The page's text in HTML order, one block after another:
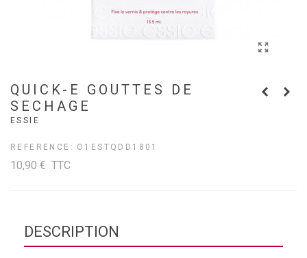
QUICK-E GOUTTES DE
SECHAGE
ESSIE
REFERENCE: O1ESTQDD1801
10,90 € TTC
DESCRIPTION